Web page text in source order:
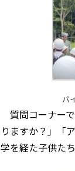
バ
質問コーナー
りますか？」「
学を経た子供た